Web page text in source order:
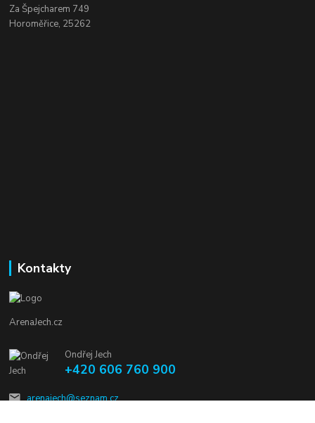
Za Špejcharem 749
Horoměřice, 25262
Kontakty
ArenaJech.cz
Ondřej Jech
+420 606 760 900
arenajech@seznam.cz